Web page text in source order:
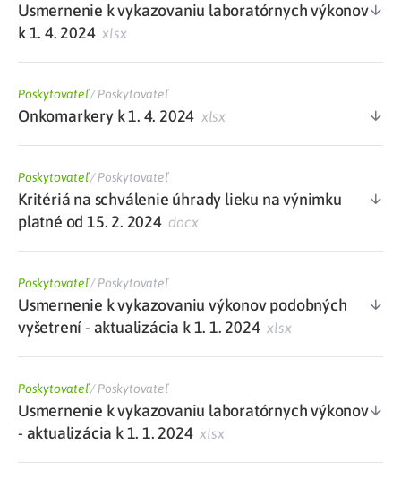
Usmernenie k vykazovaniu laboratórnych výkonov
k 1. 4. 2024xlsx
Poskytovateľ/Poskytovateľ
Onkomarkery k 1. 4. 2024 xlsx
Poskytovateľ/Poskytovateľ
Kritériá na schválenie úhrady lieku na výnimku
platné od 15. 2. 2024docx
Poskytovateľ/Poskytovateľ
Usmernenie k vykazovaniu výkonov podobných
vyšetrení - aktualizácia k 1. 1. 2024xlsx
Poskytovateľ/Poskytovateľ
Usmernenie k vykazovaniu laboratórnych výkonov
- aktualizácia k 1. 1. 2024xlsx